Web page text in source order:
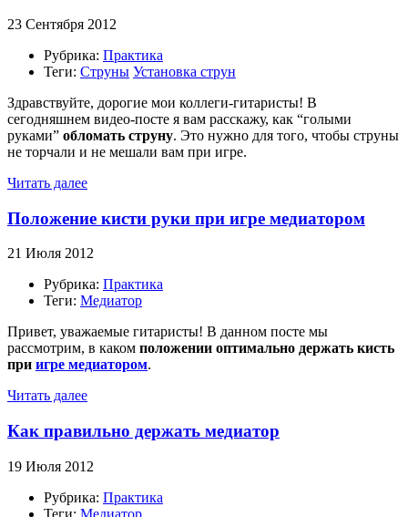
23 Сентября 2012
Рубрика: Практика
Теги: Струны Установка струн
Здравствуйте, дорогие мои коллеги-гитаристы! В
сегодняшнем видео-посте я вам расскажу, как “голыми
руками” обломать струну. Это нужно для того, чтобы струны
не торчали и не мешали вам при игре.
Читать далее
Положение кисти руки при игре медиатором
21 Июля 2012
Рубрика: Практика
Теги: Медиатор
Привет, уважаемые гитаристы! В данном посте мы
рассмотрим, в каком положении оптимально держать кисть
при игре медиатором.
Читать далее
Как правильно держать медиатор
19 Июля 2012
Рубрика: Практика
Теги: Медиатор